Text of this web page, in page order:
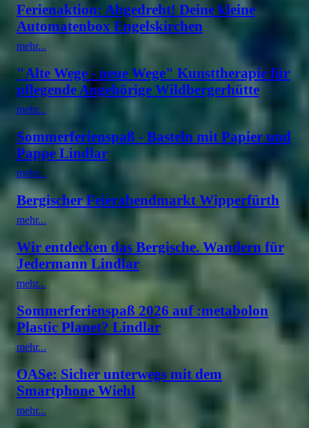
Ferienaktion: Abgedreht! Deine kleine
Automatenbox Engelskirchen
mehr...
"Alte Wege - neue Wege" Kunsttherapie für
pflegende Angehörige Wildbergerhütte
mehr...
Sommerferienspaß - Basteln mit Papier und
Pappe Lindlar
mehr...
Bergischer Feierabendmarkt Wipperfürth
mehr...
Wir entdecken das Bergische. Wandern für
Jedermann Lindlar
mehr...
Sommerferienspaß 2026 auf :metabolon
Plastic Planet? Lindlar
mehr...
OASe: Sicher unterwegs mit dem
Smartphone Wiehl
mehr...